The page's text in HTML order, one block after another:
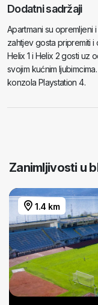
Dodatni sadržaji
Apartmani su opremljeni
zahtjev gosta pripremiti i
Helix 1 i Helix 2 gosti uz
svojim kućnim
konzola Playstation 4.
Zanimljivosti u
1.4 km